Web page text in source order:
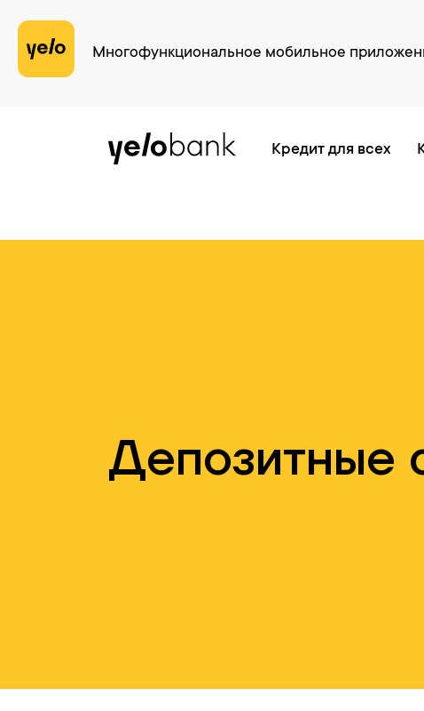
Многофункциональное мобильное
Кредит для всех
Депозитные